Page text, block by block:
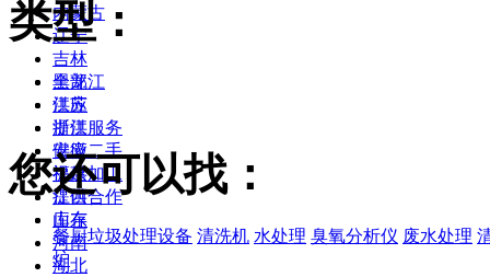
内蒙古
辽宁
吉林
黑龙江
江苏
浙江
安徽
福建
江西
山东
河南
湖北
类型：
全部
供应
提供服务
供应二手
提供加工
提供合作
库存
您还可以找：
餐厨垃圾处理设备 清洗机 水处理 臭氧分析仪 废水处理
炉